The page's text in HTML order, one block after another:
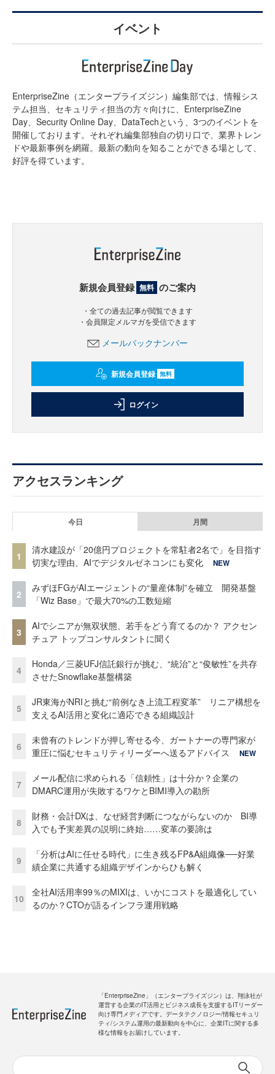
イベント
EnterpriseZine（エンタープライズジン）編集部では、情報シス
テム担当、セキュリティ担当の方々向けに、EnterpriseZine
Day、Security Online Day、DataTechという、3つのイベントを
開催しております。それぞれ編集部独自の切り口で、業界トレン
ドや最新事例を網羅。最新の動向を知ることができる場として、
好評を得ています。
新規会員登録 無料 のご案内
・全ての過去記事が閲覧できます
・会員限定メルマガを受信できます
メールバックナンバー
新規会員登録 無料
ログイン
アクセスランキング
今日 月間
1
清水建設が「20億円プロジェクトを常駐者2名で」を目指す
切実な理由、AIでデジタルゼネコンにも変化
NEW
2
みずほFGがAIエージェントの“量産体制”を確立 開発基盤
「Wiz Base」で最大70%の工数短縮
3
AIでシニアが無双状態、若手をどう育てるのか？ アクセン
チュア トップコンサルタントに聞く
4
Honda／三菱UFJ信託銀行が挑む、“統治”と“俊敏性”を共存
させたSnowflake基盤構築
5
JR東海がNRIと挑む“前例なき上流工程変革” リニア構想を
支えるAI活用と変化に適応できる組織設計
6
未曾有のトレンドが押し寄せる今、ガートナーの専門家が
重圧に悩むセキュリティリーダーへ送るアドバイス
NEW
7
メール配信に求められる「信頼性」は十分か？企業の
DMARC運用が失敗するワケとBIMI導入の勘所
8
財務・会計DXは、なぜ経営判断につながらないのか BI導
入でも予実差異の説明に終始……変革の要諦は
9
「分析はAIに任せる時代」に生き残るFP&A組織像──好業
績企業に共通する組織デザインからひも解く
10
全社AI活用率99％のMIXIは、いかにコストを最適化してい
るのか？CTOが語るインフラ運用戦略
「EnterpriseZine」（エンタープライズジン）は、翔泳社が
運営する企業のIT活用とビジネス成長を支援するITリーダー
向け専門メディアです。データテクノロジー/情報セキュリ
ティ/システム運用の最新動向を中心に、企業ITに関する多
様な情報をお届けしています。